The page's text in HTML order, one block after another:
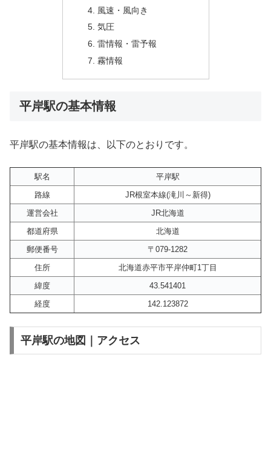
風速・風向き
気圧
雷情報・雷予報
霧情報
平岸駅の基本情報
平岸駅の基本情報は、以下のとおりです。
駅名
平岸駅
路線
JR根室本線(滝川～新得)
運営会社
JR北海道
都道府県
北海道
郵便番号
〒079-1282
住所
北海道赤平市平岸仲町1丁目
緯度
43.541401
経度
142.123872
平岸駅の地図｜アクセス